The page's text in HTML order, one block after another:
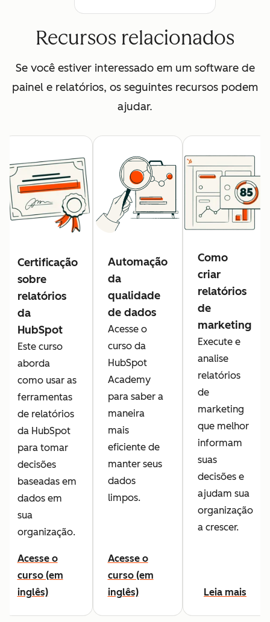
Recursos relacionados
Se você estiver interessado em um software de
painel e relatórios, os seguintes recursos podem
ajudar.
Certificação
sobre
relatórios
da
HubSpot
Este curso
aborda
como usar as
ferramentas
de relatórios
da HubSpot
para tomar
decisões
baseadas em
dados em
sua
organização.
Acesse o
curso (em
inglês)
Automação
da
qualidade
de dados
Acesse o
curso da
HubSpot
Academy
para saber a
maneira
mais
eficiente de
manter seus
dados
limpos.
Acesse o
curso (em
inglês)
Como
criar
relatórios
de
marketing
Execute e
analise
relatórios
de
marketing
que melhor
informam
suas
decisões e
ajudam sua
organização
a crescer.
Leia mais